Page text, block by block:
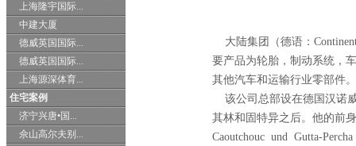
上海隆宇国际...
中建大厦
德威英国国际...
德威英国国际...
上海源深体育...
住宅案例
济宁兴唐•国...
佘山高尔夫别...
大陆集团（德语：
要产品为轮胎，制动系统，
其他汽车和运输行业零部件。
该公司总部设在德国汉诺
其林和固特异之后。他的前
Caoutchouc und Gutta-